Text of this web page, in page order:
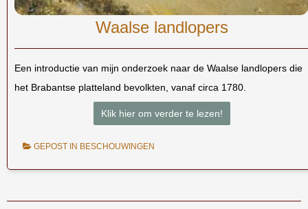
Waalse landlopers
Een introductie van mijn onderzoek naar de Waalse landlopers die
het Brabantse platteland bevolkten, vanaf circa 1780.
Klik hier om verder te lezen!
GEPOST IN BESCHOUWINGEN